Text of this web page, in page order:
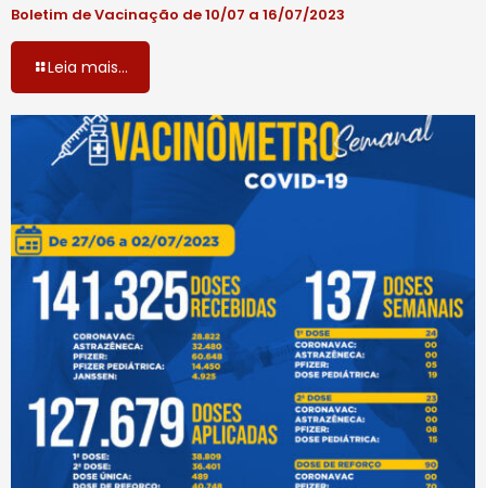
Boletim de Vacinação de 10/07 a 16/07/2023
Leia mais...